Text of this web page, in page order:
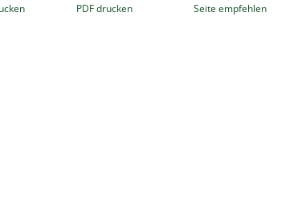
PDF drucken Seite empfehlen